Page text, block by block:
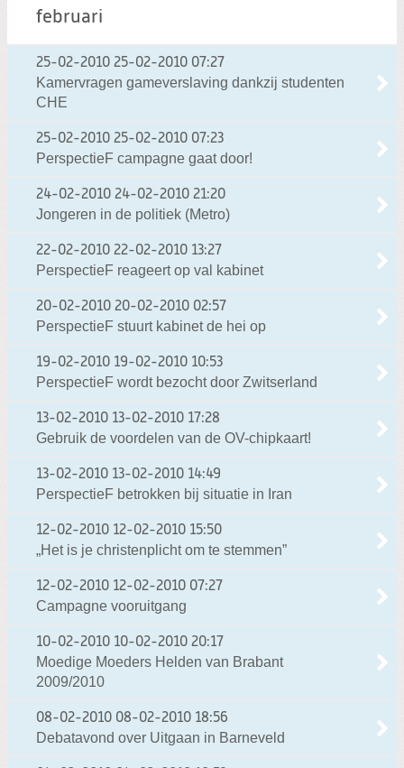
februari
25-02-2010 25-02-2010 07:27
Kamervragen gameverslaving dankzij studenten
CHE
25-02-2010 25-02-2010 07:23
PerspectieF campagne gaat door!
24-02-2010 24-02-2010 21:20
Jongeren in de politiek (Metro)
22-02-2010 22-02-2010 13:27
PerspectieF reageert op val kabinet
20-02-2010 20-02-2010 02:57
PerspectieF stuurt kabinet de hei op
19-02-2010 19-02-2010 10:53
PerspectieF wordt bezocht door Zwitserland
13-02-2010 13-02-2010 17:28
Gebruik de voordelen van de OV-chipkaart!
13-02-2010 13-02-2010 14:49
PerspectieF betrokken bij situatie in Iran
12-02-2010 12-02-2010 15:50
„Het is je christenplicht om te stemmen”
12-02-2010 12-02-2010 07:27
Campagne vooruitgang
10-02-2010 10-02-2010 20:17
Moedige Moeders Helden van Brabant
2009/2010
08-02-2010 08-02-2010 18:56
Debatavond over Uitgaan in Barneveld